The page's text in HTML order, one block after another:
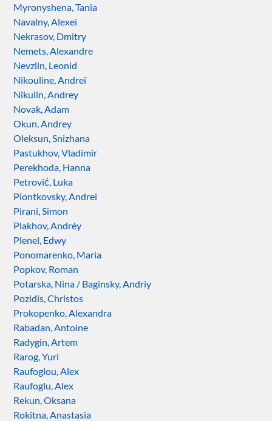
Myronyshena, Tania
Navalny, Alexei
Nekrasov, Dmitry
Nemets, Alexandre
Nevzlin, Leonid
Nikouline, Andreï
Nikulin, Andrey
Novak, Adam
Okun, Andrey
Oleksun, Snizhana
Pastukhov, Vladimir
Perekhoda, Hanna
Petrović, Luka
Piontkovsky, Andrei
Pirani, Simon
Plakhov, Andréy
Plenel, Edwy
Ponomarenko, Maria
Popkov, Roman
Potarska, Nina / Baginsky, Andriy
Pozidis, Christos
Prokopenko, Alexandra
Rabadan, Antoine
Radygin, Artem
Rarog, Yuri
Raufoglou, Alex
Raufoglu, Alex
Rekun, Oksana
Rokitna, Anastasia